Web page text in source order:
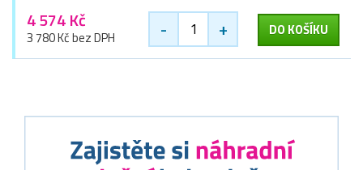
4 574 Kč
3 780 Kč bez DPH - + DO KOŠÍKU